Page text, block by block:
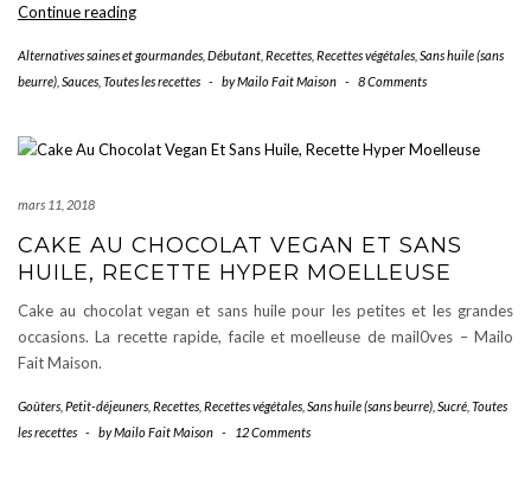
Continue readingBéchamel
Spécial
Lasagnes
Recette
Alternatives saines et gourmandes Débutant Recettes Recettes végétales Sans huile (sans
beurre) Sauces Toutes les recettes - byMailo Fait Maison - 8 Comments
mars 11, 2018
CAKE AU CHOCOLAT VEGAN ET SANS
HUILE, RECETTE HYPER MOELLEUSE
Cake au chocolat vegan et sans huile pour les petites et les grandes
occasions. La recette rapide, facile et moelleuse de mail0ves – Mailo
Fait Maison.
Goûters Petit-déjeuners Recettes Recettes végétales Sans huile (sans beurre) Sucré Toutes
les recettes - byMailo Fait Maison - 12 Comments